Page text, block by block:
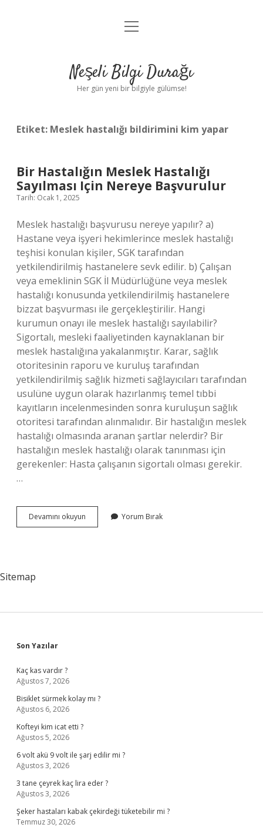
Anasayfa
Yasal Uyarı
menüyü
Neşeli Bilgi Durağı
Her gün yeni bir bilgiyle gülümse!
Etiket: Meslek hastalığı bildirimini kim yapar
Bir Hastalığın Meslek Hastalığı
Sayılması Için Nereye Başvurulur
Tarih: Ocak 1, 2025
Meslek hastalığı başvurusu nereye yapılır? a)
Hastane veya işyeri hekimlerince meslek hastalığı
teşhisi konulan kişiler, SGK tarafından
yetkilendirilmiş hastanelere sevk edilir. b) Çalışan
veya emeklinin SGK İl Müdürlüğüne veya meslek
hastalığı konusunda yetkilendirilmiş hastanelere
bizzat başvurması ile gerçekleştirilir. Hangi
kurumun onayı ile meslek hastalığı sayılabilir?
Sigortalı, mesleki faaliyetinden kaynaklanan bir
meslek hastalığına yakalanmıştır. Karar, sağlık
otoritesinin raporu ve kuruluş tarafından
yetkilendirilmiş sağlık hizmeti sağlayıcıları tarafından
usulüne uygun olarak hazırlanmış temel tıbbi
kayıtların incelenmesinden sonra kuruluşun sağlık
otoritesi tarafından alınmalıdır. Bir hastalığın meslek
hastalığı olmasında aranan şartlar nelerdir? Bir
hastalığın meslek hastalığı olarak tanınması için
gerekenler: Hasta çalışanın sigortalı olması gerekir.
…
Devamını okuyun
Hastalığın
Yorum Bırak
Sitemap
Sidebar
Son Yazılar
Kaç kas vardır ?
Ağustos 7, 2026
Bisiklet sürmek kolay mı ?
Ağustos 6, 2026
Kofteyi kim icat etti ?
Ağustos 5, 2026
6 volt akü 9 volt ile şarj edilir mi ?
Ağustos 3, 2026
3 tane çeyrek kaç lira eder ?
Ağustos 3, 2026
Şeker hastaları kabak çekirdeği tüketebilir mi ?
Temmuz 30, 2026